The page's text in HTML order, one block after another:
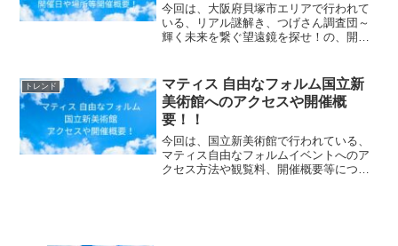
今回は、大阪府貝塚市エリアで行われて
いる、リアル謎解き、つげさん調査団～
輝く未来を繋ぐ望遠鏡を探せ！の、開催
アドベンチャー 魔王塔からの脱出開催日
時2024年01月12...
トレンド
マティス 自由なフォルム国立新
美術館へのアクセスや開催概
要！！
今回は、国立新美術館で行われている、
マティス自由なフォルムイベントへのア
クセス方法や観覧料、開催概要等につい